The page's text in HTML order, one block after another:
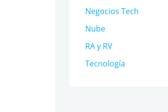
Negocios Tech
Nube
RA y RV
Tecnología